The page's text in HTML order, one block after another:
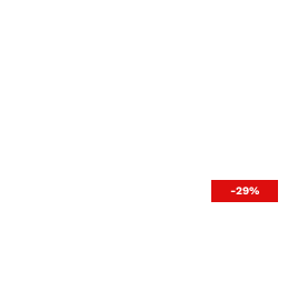
-29%